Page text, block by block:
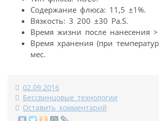
Содержание флюса: 11,5 ±1%.
Вязкость: 3 200 ±30 Pa.S.
Время жизни после нанесения
Время хранения (при
мес.
02.09.2016
Бессвинцовые технологии
Оставить комментарий